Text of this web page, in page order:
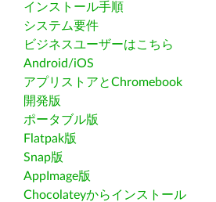
インストール手順
システム要件
ビジネスユーザーはこちら
Android/iOS
アプリストアとChromebook
開発版
ポータブル版
Flatpak版
Snap版
AppImage版
Chocolateyからインストール